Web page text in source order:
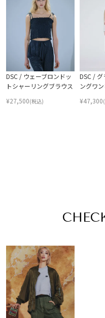
DSC / ウェーブロンドッ
トシャーリングブラウス
¥27,500(税込)
DSC /
ングワ
¥47,300